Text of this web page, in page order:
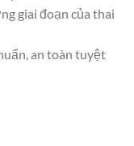
giai đoạn của thai
an toàn tuyệt